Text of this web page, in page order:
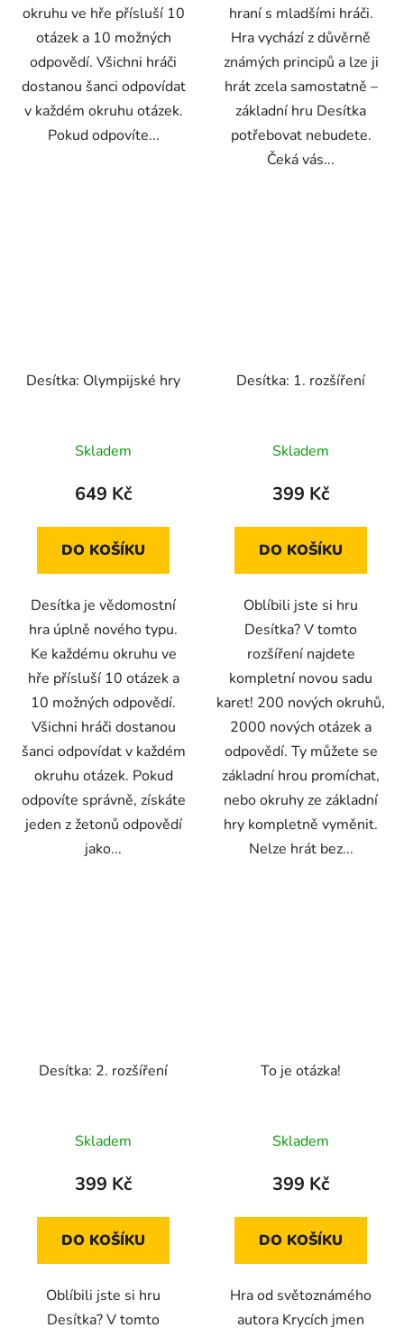
okruhu ve hře přísluší 10
otázek a 10 možných
odpovědí. Všichni hráči
dostanou šanci odpovídat
v každém okruhu otázek.
Pokud odpovíte...
hraní s mladšími hráči.
Hra vychází z důvěrně
známých principů a lze ji
hrát zcela samostatně –
základní hru Desítka
potřebovat nebudete.
Čeká vás...
Desítka: Olympijské hry
Skladem
649 Kč
DO KOŠÍKU
Desítka je vědomostní
hra úplně nového typu.
Ke každému okruhu ve
hře přísluší 10 otázek a
10 možných odpovědí.
Všichni hráči dostanou
šanci odpovídat v každém
okruhu otázek. Pokud
odpovíte správně, získáte
jeden z žetonů odpovědí
jako...
Desítka: 1. rozšíření
Skladem
399 Kč
DO KOŠÍKU
Oblíbili jste si hru
Desítka? V tomto
rozšíření najdete
kompletní novou sadu
karet! 200 nových okruhů,
2000 nových otázek a
odpovědí. Ty můžete se
základní hrou promíchat,
nebo okruhy ze základní
hry kompletně vyměnit.
Nelze hrát bez...
Desítka: 2. rozšíření
Skladem
399 Kč
DO KOŠÍKU
Oblíbili jste si hru
Desítka? V tomto
To je otázka!
Skladem
399 Kč
DO KOŠÍKU
Hra od světoznámého
autora Krycích jmen